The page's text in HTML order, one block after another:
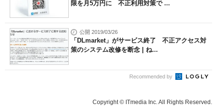
限を月5万円に 不正利用対策で ...
公開 2019/03/26
「DLmarket」がサービス終了 不正アクセス対
策のシステム改修を断念 | ね...
Recommended by
Copyright © ITmedia Inc. All Rights Reserved.